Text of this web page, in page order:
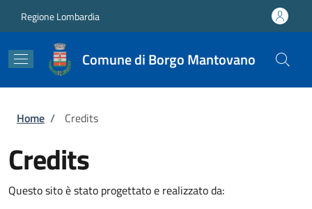
Regione Lombardia
Comune di Borgo Mantovano
Briciole di pane
Home / Credits
Credits
Questo sito è stato progettato e realizzato da: